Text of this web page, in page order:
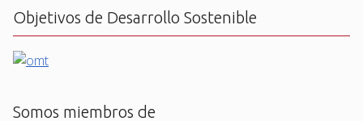
Objetivos de Desarrollo Sostenible
Somos miembros de